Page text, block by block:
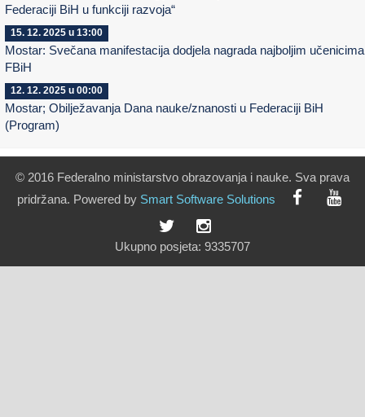
Federaciji BiH u funkciji razvoja“
15. 12. 2025 u 13:00
Mostar: Svečana manifestacija dodjela nagrada najboljim
FBiH
12. 12. 2025 u 00:00
Mostar; Obilježavanja Dana nauke/znanosti u Federaciji BiH
(Program)
© 2016 Federalno ministarstvo obrazovanja i nauke. Sva prava
pridržana. Powered by Smart Software Solutions
Ukupno posjeta: 9335707